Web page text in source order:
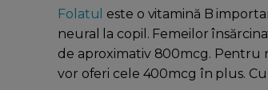
Folatul este o vitamină B
neural la copil. Femeilor
de aproximativ 800mcg. Pentru
vor oferi cele 400mcg în plus.